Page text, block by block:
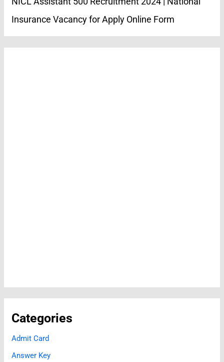
Insurance Vacancy for Apply Online Form
Categories
Admit Card
Answer Key